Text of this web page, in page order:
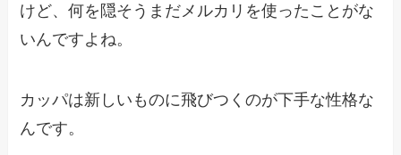
けど、何を隠そうまだメルカリを使ったことがな
いんですよね。
カッパは新しいものに飛びつくのが下手な性格な
んです。